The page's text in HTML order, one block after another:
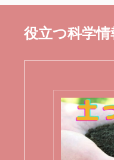
役立つ科学情